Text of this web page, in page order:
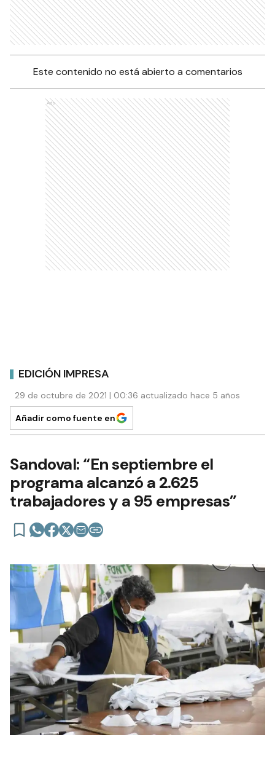
Este contenido no está abierto a comentarios
Ads
EDICIÓN IMPRESA
29 de octubre de 2021 | 00:36 actualizado hace 5 años
Añadir como fuente en
Sandoval: “En septiembre el
programa alcanzó a 2.625
trabajadores y a 95 empresas”